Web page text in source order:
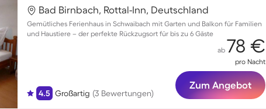
Bad Birnbach, Rottal-Inn, Deutschland
Gemütliches Ferienhaus in Schwaibach mit Garten und Balkon für Familien
und Haustiere – der perfekte Rückzugsort für bis zu 6 Gäste
4.5 Großartig (3 Bewertungen)
ab 78 €
pro Nacht
Zum Angebot